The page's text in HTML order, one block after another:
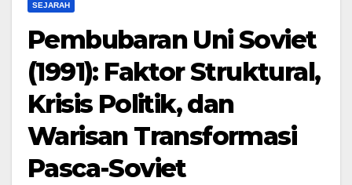
SEJARAH
Pembubaran Uni Soviet
(1991): Faktor Struktural,
Krisis Politik, dan
Warisan Transformasi
Pasca-Soviet